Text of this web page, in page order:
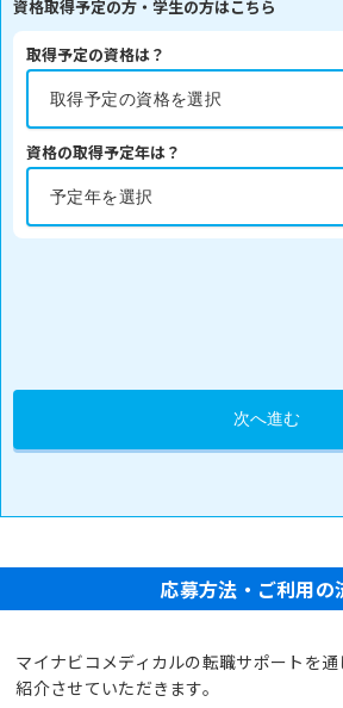
資格取得予定の方・学生の方はこちら
取得予定の資格は？
資格の取得予定年は？
応募方法・ご利用の
マイナビコメディカルの転職サポートを
紹介させていただきます。